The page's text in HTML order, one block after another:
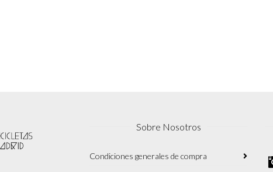
Sobre Nosotros
Condiciones generales de compra